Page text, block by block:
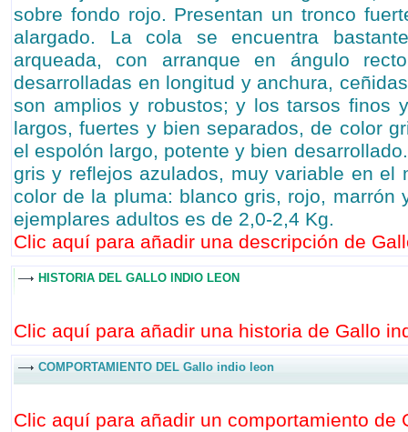
sobre fondo rojo. Presentan un tronco
alargado. La cola se encuentra
arqueada, con arranque en ángulo
desarrolladas en longitud y anchura,
son amplios y robustos; y los tarsos finos
largos, fuertes y bien separados, de color
el espolón largo, potente y bien
gris y reflejos azulados, muy variable en el
color de la pluma: blanco gris, rojo, marrón
ejemplares adultos es de 2,0-2,4 Kg.
Clic aquí para añadir una descripción de
HISTORIA DEL GALLO INDIO LEON
Clic aquí para añadir una historia de Gallo
COMPORTAMIENTO DEL Gallo indio leon
Clic aquí para añadir un comportamiento de